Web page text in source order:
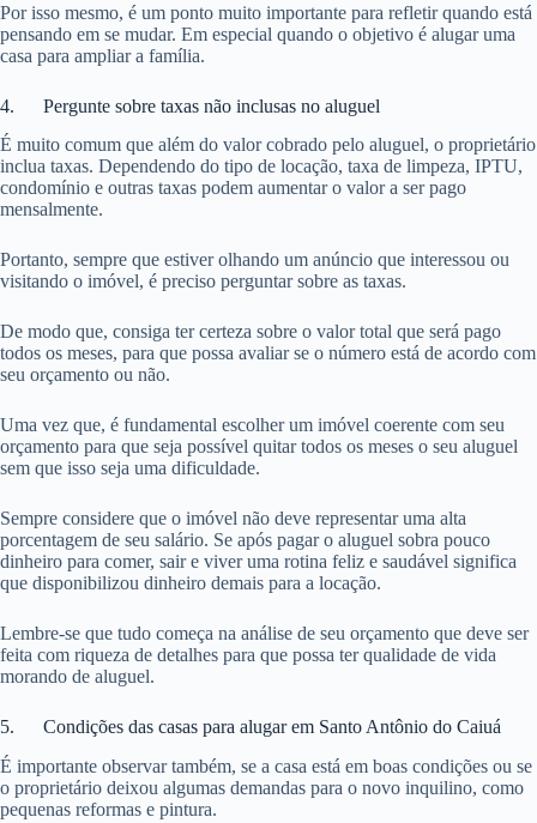
Por isso mesmo, é um ponto muito importante para refletir quando está
pensando em se mudar. Em especial quando o objetivo é alugar uma
casa para ampliar a família.
4. Pergunte sobre taxas não inclusas no aluguel
É muito comum que além do valor cobrado pelo aluguel, o proprietário
inclua taxas. Dependendo do tipo de locação, taxa de limpeza, IPTU,
condomínio e outras taxas podem aumentar o valor a ser pago
mensalmente.
Portanto, sempre que estiver olhando um anúncio que interessou ou
visitando o imóvel, é preciso perguntar sobre as taxas.
De modo que, consiga ter certeza sobre o valor total que será pago
todos os meses, para que possa avaliar se o número está de acordo com
seu orçamento ou não.
Uma vez que, é fundamental escolher um imóvel coerente com seu
orçamento para que seja possível quitar todos os meses o seu aluguel
sem que isso seja uma dificuldade.
Sempre considere que o imóvel não deve representar uma alta
porcentagem de seu salário. Se após pagar o aluguel sobra pouco
dinheiro para comer, sair e viver uma rotina feliz e saudável significa
que disponibilizou dinheiro demais para a locação.
Lembre-se que tudo começa na análise de seu orçamento que deve ser
feita com riqueza de detalhes para que possa ter qualidade de vida
morando de aluguel.
5. Condições das casas para alugar em Santo Antônio do Caiuá
É importante observar também, se a casa está em boas condições ou se
o proprietário deixou algumas demandas para o novo inquilino, como
pequenas reformas e pintura.